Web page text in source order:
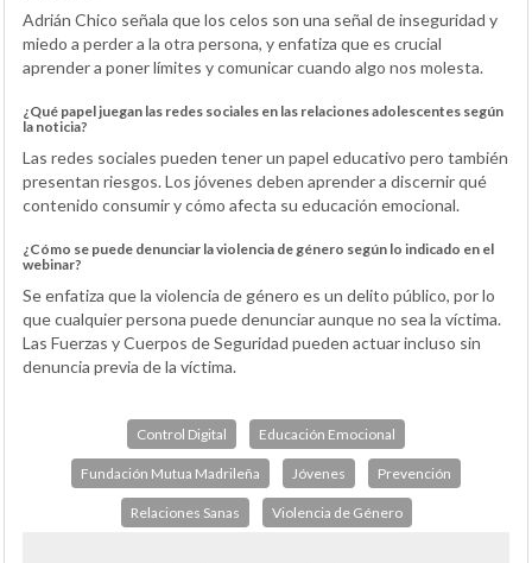
Adrián Chico señala que los celos son una señal de inseguridad y
miedo a perder a la otra persona, y enfatiza que es crucial
aprender a poner límites y comunicar cuando algo nos molesta.
¿Qué papel juegan las redes sociales en las relaciones adolescentes según
la noticia?
Las redes sociales pueden tener un papel educativo pero también
presentan riesgos. Los jóvenes deben aprender a discernir qué
contenido consumir y cómo afecta su educación emocional.
¿Cómo se puede denunciar la violencia de género según lo indicado en el
webinar?
Se enfatiza que la violencia de género es un delito público, por lo
que cualquier persona puede denunciar aunque no sea la víctima.
Las Fuerzas y Cuerpos de Seguridad pueden actuar incluso sin
denuncia previa de la víctima.
Control Digital Educación Emocional
Fundación Mutua Madrileña Jóvenes Prevención
Relaciones Sanas Violencia de Género